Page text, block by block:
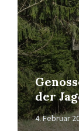
der
4. Februar